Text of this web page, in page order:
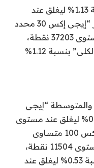
ارتفع مؤشر “إيجى إكس 30” بنسبة 1.13% ليغلق عند
مستوى 29997 نقطة، وصعد مؤشر “إيجى إكس 30 محدد
الأوزان” بنسبة 1.24% ليغلق عند مستوى 37203 نقطة،
وقفز مؤشر “إيجى إكس 30 للعائد الكلى” بنسبة 1.12%
والمتوسطة “إيجى
إكس 70 متساوى الأوزان بنسبة 0.87% ليغلق عند مستوى
8402 نقطة، وصعد مؤشر “إيجى إكس 100 متساوى
الأوزان” بنسبة 0.87% ليغلق عند مستوى 11504 نقطة،
وقفز مؤشر الشريعة الإسلامية بنسبة 0.53% ليغلق عند